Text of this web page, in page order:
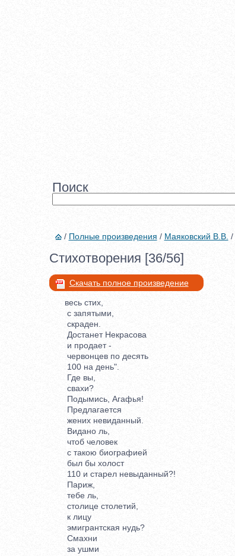
Поиск
/ Полные произведения / Маяковский В.В. /
Стихотворения [36/56]
Скачать полное произведение
весь стих,
с запятыми,
скраден.
Достанет Некрасова
и продает -
червонцев по десять
100 на день".
Где вы,
свахи?
Подымись, Агафья!
Предлагается
жених невиданный.
Видано ль,
чтоб человек
с такою биографией
был бы холост
110 и старел невыданный?!
Париж,
тебе ль,
столице столетий,
к лицу
эмигрантская нудь?
Смахни
за ушми